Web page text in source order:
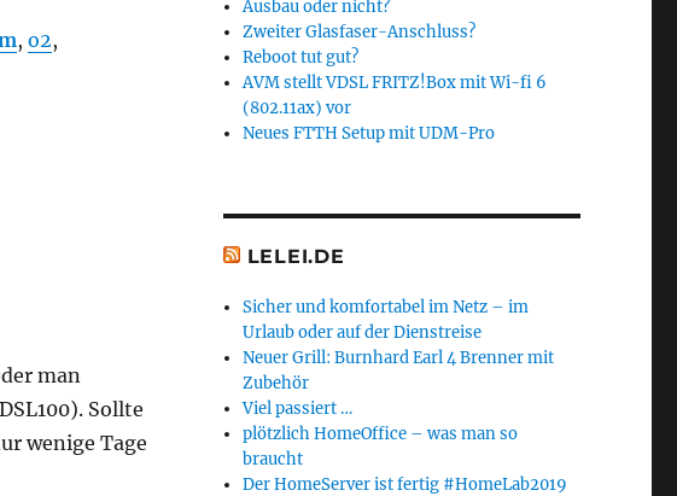
,o2,
man
Sollte
wenige Tage
Ausbau oder nicht?
Zweiter Glasfaser-Anschluss?
Reboot tut gut?
AVM stellt VDSL FRITZ!Box mit Wi-fi 6
(802.11ax) vor
Neues FTTH Setup mit UDM-Pro
LELEI.DE
Sicher und komfortabel im Netz – im
Urlaub oder auf der Dienstreise
Neuer Grill: Burnhard Earl 4 Brenner mit
Zubehör
Viel passiert …
plötzlich HomeOffice – was man so
braucht
Der HomeServer ist fertig #HomeLab2019